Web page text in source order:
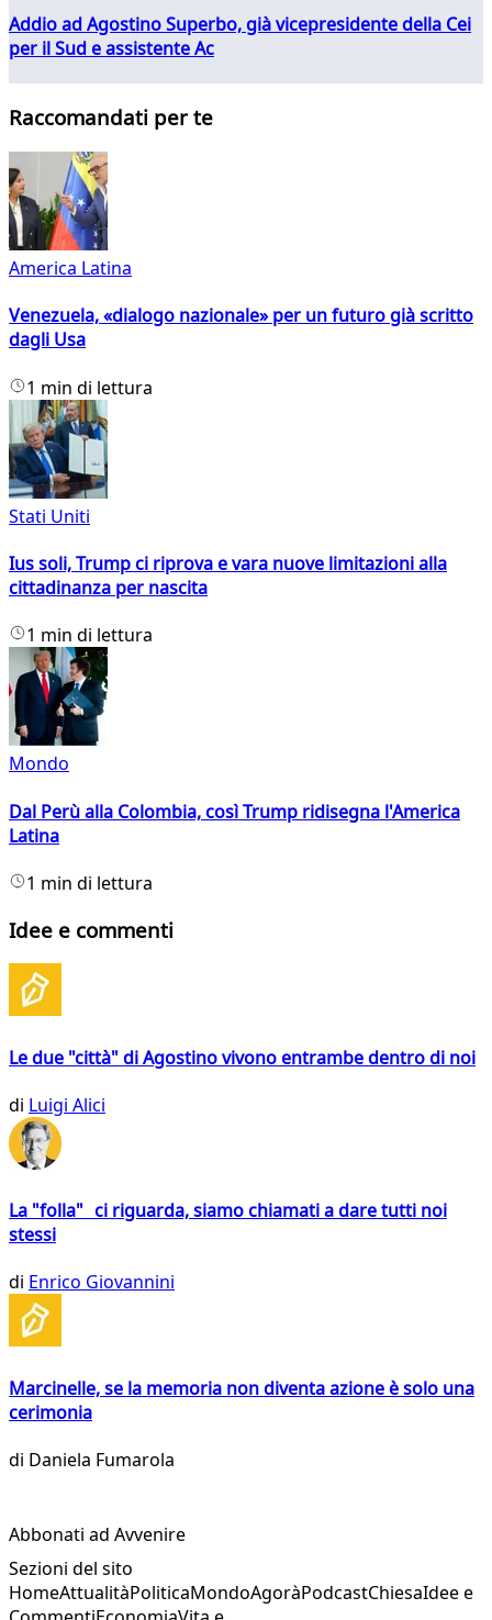
Addio ad Agostino Superbo, già vicepresidente della Cei
per il Sud e assistente Ac
Raccomandati per te
America Latina
Venezuela, «dialogo nazionale» per un futuro già scritto
dagli Usa
1 min di lettura
Stati Uniti
Ius soli, Trump ci riprova e vara nuove limitazioni alla
cittadinanza per nascita
1 min di lettura
Mondo
Dal Perù alla Colombia, così Trump ridisegna l'America
Latina
1 min di lettura
Idee e commenti
Le due "città" di Agostino vivono entrambe dentro di noi
di Luigi Alici
La "folla" ci riguarda, siamo chiamati a dare tutti noi
stessi
di Enrico Giovannini
Marcinelle, se la memoria non diventa azione è solo una
cerimonia
di Daniela Fumarola
Abbonati ad Avvenire
Sezioni del sito
HomeAttualitàPoliticaMondoAgoràPodcastChiesaIdee e